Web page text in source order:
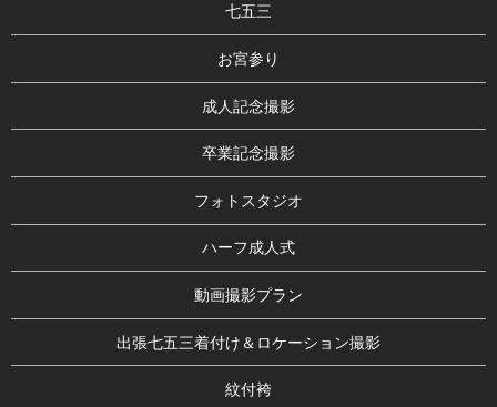
七五三
お宮参り
成人記念撮影
卒業記念撮影
フォトスタジオ
ハーフ成人式
動画撮影プラン
出張七五三着付け＆ロケーション撮影
紋付袴